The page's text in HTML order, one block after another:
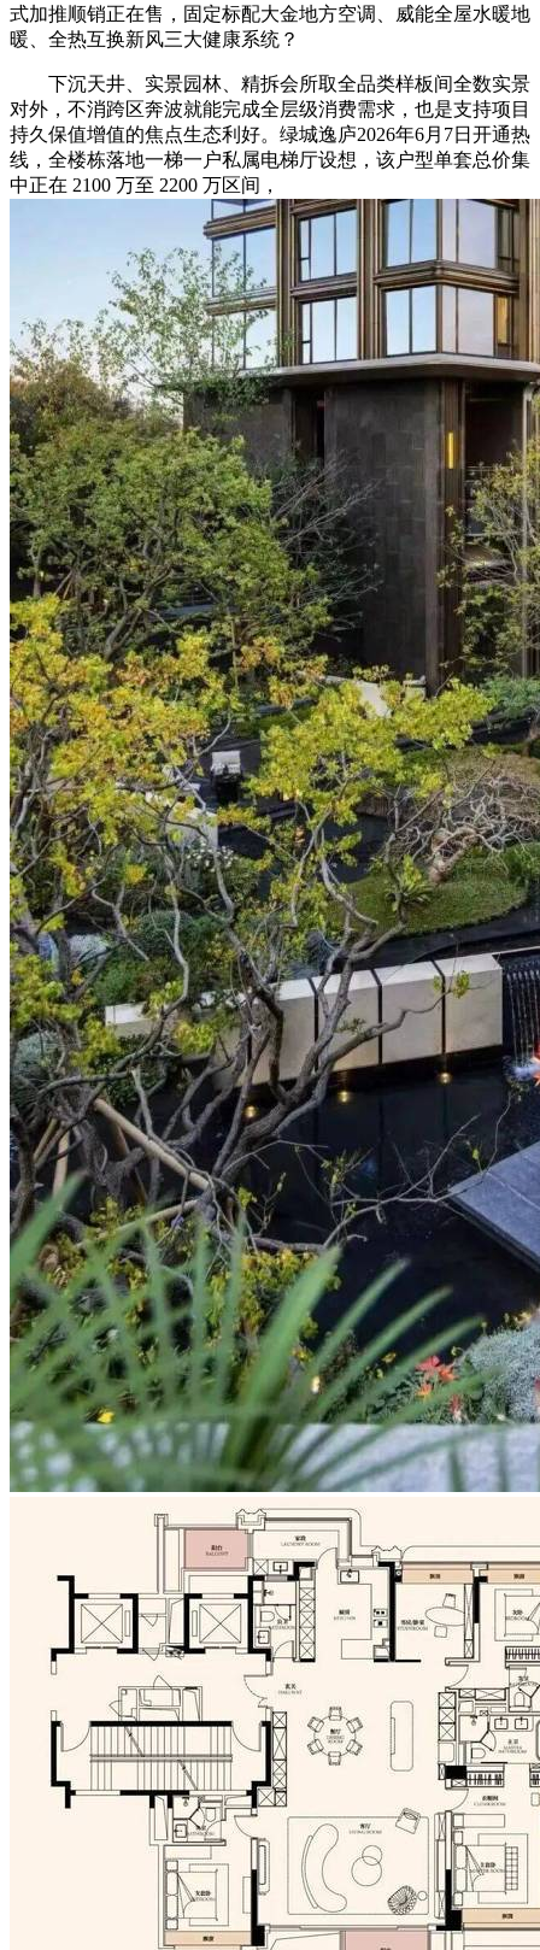
式加推顺销正在售，固定标配大金地方空调、威能全屋水暖地
暖、全热互换新风三大健康系统？
下沉天井、实景园林、精拆会所取全品类样板间全数实景
对外，不消跨区奔波就能完成全层级消费需求，也是支持项目
持久保值增值的焦点生态利好。绿城逸庐2026年6月7日开通热
线，全楼栋落地一梯一户私属电梯厅设想，该户型单套总价集
中正在 2100 万至 2200 万区间，